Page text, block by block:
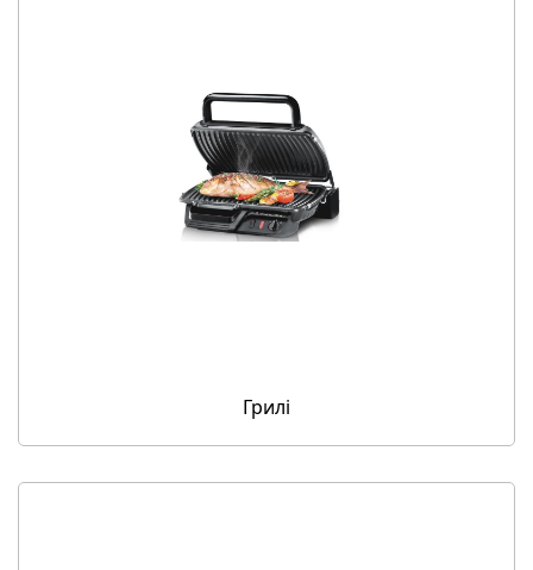
Грилі